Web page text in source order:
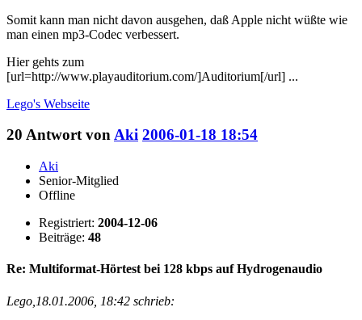
Somit kann man nicht davon ausgehen, daß Apple nicht wüßte wie
man einen mp3-Codec verbessert.
Hier gehts zum
[url=http://www.playauditorium.com/]Auditorium[/url] ...
Lego's Webseite
20 Antwort vonAki 2006-01-18 18:54
Aki
Senior-Mitglied
Offline
Registriert: 2004-12-06
Beiträge: 48
Re: Multiformat-Hörtest bei 128 kbps auf Hydrogenaudio
Lego,18.01.2006, 18:42 schrieb: